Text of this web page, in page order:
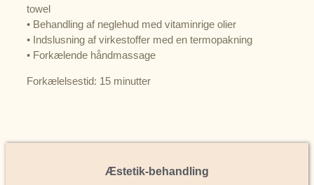
Æstetik-behandling
towel
• Behandling af neglehud med vitaminrige olier
• Indslusning af virkestoffer med en termopakning
• Forkælende håndmassage
Forkælelsestid: 15 minutter